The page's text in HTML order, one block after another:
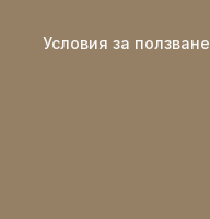
Условия за ползване